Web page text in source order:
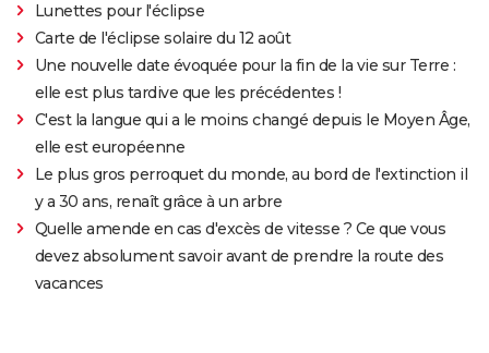
Lunettes pour l'éclipse
Carte de l'éclipse solaire du 12 août
Une nouvelle date évoquée pour la fin de la vie sur Terre :
elle est plus tardive que les précédentes !
C'est la langue qui a le moins changé depuis le Moyen Âge,
elle est européenne
Le plus gros perroquet du monde, au bord de l'extinction il
y a 30 ans, renaît grâce à un arbre
Quelle amende en cas d'excès de vitesse ? Ce que vous
devez absolument savoir avant de prendre la route des
vacances